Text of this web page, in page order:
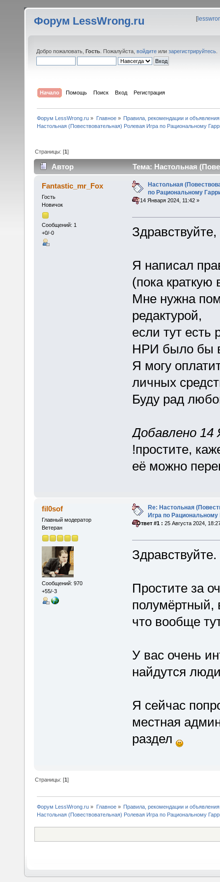
Форум LessWrong.ru [
Добро пожаловать, Гость . Пожалуйста, войдите или зарегистрируйтесь
Начало Помощь Поиск Вход Регистрация
Форум LessWrong.ru » Главное» Правила, рекомендации и объявления
Настольная (Повествовательная) Ролевая Игра по Рациональному
Страницы: [1]
Автор
Тема: Настольная
(Прочитано 57545 раз)
Fantastic_mr_Fox
Гость
Новичок
Сообщений: 1
+0/-0
Настольная
по Рациональному
«:14 Января 2024, 11:42 »
Я написал
(пока краткую
Мне нужна
редактурой,
если тут
НРИ было бы
Я могу
личных
Буду рад
Добавлено 14
!простите,
её можно
fil0sof
Главный модератор
Ветеран
Сообщений: 970
+55/-3
Re: Настольная
Игра по Рациональному
«Ответ #1 : 25 Августа 2024,
Здравствуйте.
Простите за
полумёртный,
что вообще
У вас очень
найдутся
Я сейчас
местная
раздел
Страницы: [1]
Форум LessWrong.ru » Главное» Правила, рекомендации и объявления
Настольная (Повествовательная) Ролевая Игра по Рациональному